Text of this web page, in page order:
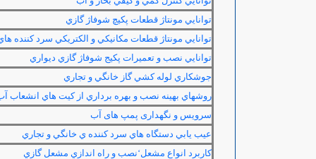
توانايي مونتاژ قطعات پكيچ شوفاژ گازي
توانايي مونتاژ قطعات مكانيكي و الكتريكي سرد كننده
توانايي نصب و تعميرات پكيج شوفاژ گازي ديواري
جوشكاري لوله كشي گاز خانگي و تجاري
روشهاي بهينه نصب و بهره برداري از كيت هاي انشعاب
سرویس و نگهداری پمپ های آب
عيب يابي دستگاه هاي سرد كننده ي خانگي و تجاري
كاربرد انواع مشعل‘نصب و راه اندازي مشعل گازي